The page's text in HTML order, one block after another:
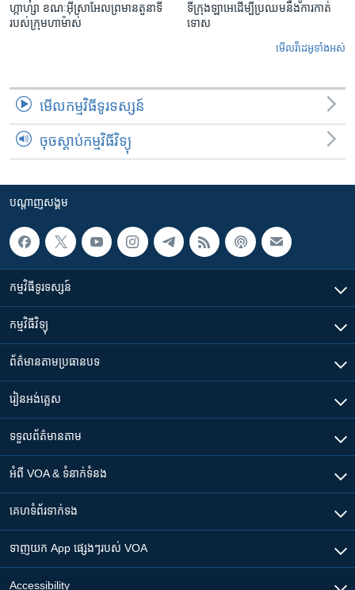
ហ្កាហ្សា ខណៈ​អ៊ីស្រាអែល​ព្រមាន​តួនាទី​
របស់​ក្រុម​ហាម៉ាស់
ទីក្រុងឡាអេ​ដើម្បី​ប្រឈម​នឹង​ការកាត់
ទោស
មើល​វីដេអូ​ទាំង​អស់
មើល​កម្មវិធី​ទូរទស្សន៍
ចុចស្តាប់កម្មវិធីវិទ្យុ
បណ្តាញ​សង្គម
កម្មវិធី​ទូរទស្សន៍
កម្មវិធី​វិទ្យុ
ព័ត៌មាន​តាមប្រធានបទ​
រៀន​​អង់គ្លេស
ទទួល​ព័ត៌មាន​តាម
អំពី​ VOA & ទំនាក់ទំនង
គេហទំព័រ​​ទាក់ទង
ទាញយក​ App ផ្សេងៗ​របស់​ VOA
Accessibility